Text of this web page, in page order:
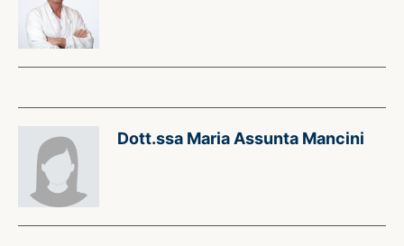
Dott.ssa Maria Assunta Mancini